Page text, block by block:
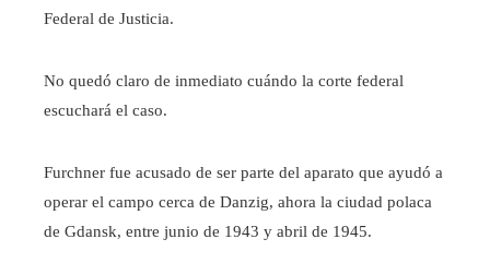
Federal de Justicia.
No quedó claro de inmediato cuándo la corte federal
escuchará el caso.
Furchner fue acusado de ser parte del aparato que ayudó a
operar el campo cerca de Danzig, ahora la ciudad polaca
de Gdansk, entre junio de 1943 y abril de 1945.